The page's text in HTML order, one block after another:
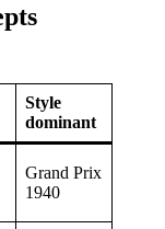
Style
dominant
Grand Prix
1940